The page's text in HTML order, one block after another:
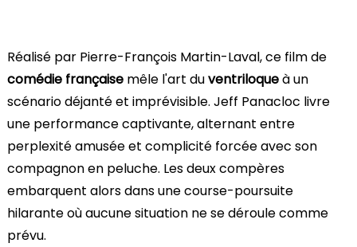
Réalisé par Pierre-François Martin-Laval, ce film de
comédie française mêle l'art duventriloqueà un
scénario déjanté et imprévisible. Jeff Panacloc livre
une performance captivante, alternant entre
perplexité amusée et complicité forcée avec son
compagnon en peluche. Les deux compères
embarquent alors dans une course-poursuite
hilarante où aucune situation ne se déroule comme
prévu.